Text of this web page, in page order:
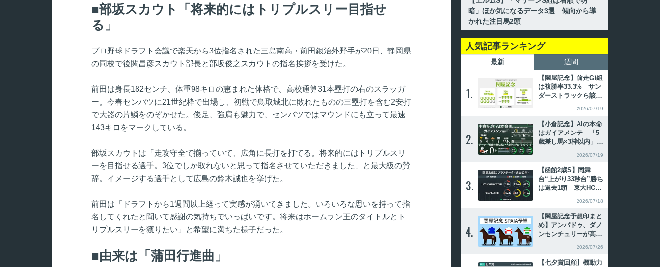
部坂スカウト「将来的にはトリプルスリー目指せ
る」
プロ野球ドラフト会議で楽天から3位指名された三島南高・前田銀治外野手が20日、静岡県
の同校で後関昌彦スカウト部長と部坂俊之スカウトの指名挨拶を受けた。
前田は身長182センチ、体重98キロの恵まれた体格で、高校通算31本塁打の右のスラッガ
ー。今春センバツに21世紀枠で出場し、初戦で鳥取城北に敗れたものの三塁打を含む2安打
で大器の片鱗をのぞかせた。俊足、強肩も魅力で、センバツではマウンドにも立って最速
143キロをマークしている。
部坂スカウトは「走攻守全て揃っていて、広角に長打を打てる。将来的にはトリプルスリ
ーを目指せる選手。3位でしか取れないと思って指名させていただきました」と最大級の賛
辞。イメージする選手として広島の鈴木誠也を挙げた。
前田は「ドラフトから1週間以上経って実感が湧いてきました。いろいろな思いを持って指
名してくれたと聞いて感謝の気持ちでいっぱいです。将来はホームラン王のタイトルとト
リプルスリーを獲りたい」と希望に満ちた様子だった。
由来は「蒲田行進曲」
暗」ほか気になるデータ3選 傾向から導
かれた注目馬2頭
人気記事ランキング
最新 週間
1.
【関屋記念】前走GⅠ組
は複勝率33.3% サン
ダーストラックら該当
2026/07/19
2.
【小倉記念】AIの本命
はガイアメンテ 「5
歳差し馬×3枠以内」は
2026/07/19
3.
【函館2歳S】同舞
台“上がり33秒台”勝ち
は過去1頭 東大HCの
2026/07/18
4.
【関屋記念予想印まと
め】アンパドゥ、ダノ
ンセンチュリーが高評
2026/07/26
【七夕賞回顧】機動力